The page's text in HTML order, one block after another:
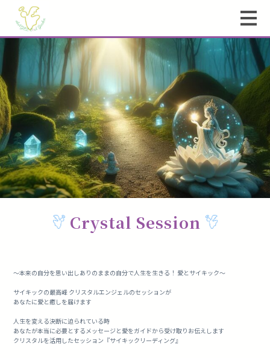
Crystal Session
～本来の自分を思い出しありのままの自分で人生を生きる！ 愛とサイキック～
サイキックの最高峰 クリスタルエンジェルのセッションが
あなたに愛と癒しを届けます
人生を変える決断に迫られている時
あなたが本当に必要とするメッセージと愛をガイドから受け取りお伝えします
クリスタルを活用したセッション『サイキックリーディング』